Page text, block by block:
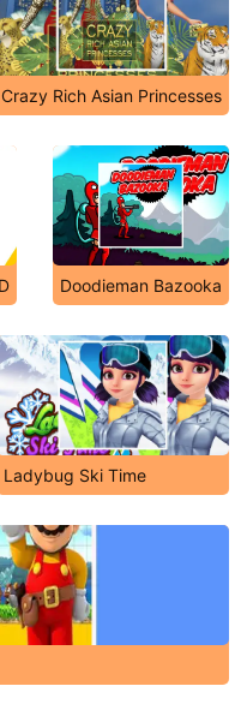
Crazy Rich Asian Princesses
Doodieman Bazooka
Ladybug Ski Time